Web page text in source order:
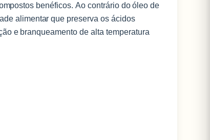
benéficos. Ao contrário do óleo de
alimentar que preserva os ácidos
e branqueamento de alta temperatura